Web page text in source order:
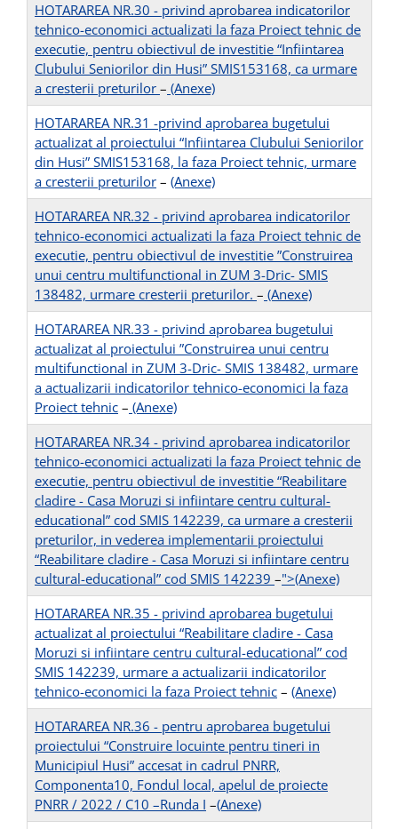
HOTARAREA NR.30 - privind aprobarea indicatorilor
tehnico-economici actualizati la faza Proiect tehnic de
executie, pentru obiectivul de investitie “Infiintarea
Clubului Seniorilor din Husi” SMIS153168, ca urmare
a cresterii preturilor – (Anexe)
HOTARAREA NR.31 -privind aprobarea bugetului
actualizat al proiectului “Infiintarea Clubului Seniorilor
din Husi” SMIS153168, la faza Proiect tehnic, urmare
a cresterii preturilor – (Anexe)
HOTARAREA NR.32 - privind aprobarea indicatorilor
tehnico-economici actualizati la faza Proiect tehnic de
executie, pentru obiectivul de investitie ”Construirea
unui centru multifunctional in ZUM 3-Dric- SMIS
138482, urmare cresterii preturilor. – (Anexe)
HOTARAREA NR.33 - privind aprobarea bugetului
actualizat al proiectului ”Construirea unui centru
multifunctional in ZUM 3-Dric- SMIS 138482, urmare
a actualizarii indicatorilor tehnico-economici la faza
Proiect tehnic – (Anexe)
HOTARAREA NR.34 - privind aprobarea indicatorilor
tehnico-economici actualizati la faza Proiect tehnic de
executie, pentru obiectivul de investitie “Reabilitare
cladire - Casa Moruzi si infiintare centru cultural-
educational” cod SMIS 142239, ca urmare a cresterii
preturilor, in vederea implementarii proiectului
“Reabilitare cladire - Casa Moruzi si infiintare centru
cultural-educational” cod SMIS 142239 –">(Anexe)
HOTARAREA NR.35 - privind aprobarea bugetului
actualizat al proiectului “Reabilitare cladire - Casa
Moruzi si infiintare centru cultural-educational” cod
SMIS 142239, urmare a actualizarii indicatorilor
tehnico-economici la faza Proiect tehnic – (Anexe)
HOTARAREA NR.36 - pentru aprobarea bugetului
proiectului “Construire locuinte pentru tineri in
Municipiul Husi” accesat in cadrul PNRR,
Componenta10, Fondul local, apelul de proiecte
PNRR / 2022 / C10 –Runda I –(Anexe)